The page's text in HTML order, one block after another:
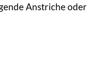
Anstriche oder